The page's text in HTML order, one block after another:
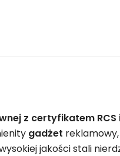
z certyfikatem
gadżet
jakości stali